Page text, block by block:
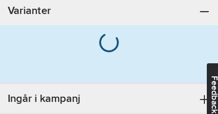
Materialklass
Varianter
Ingår i kampanj